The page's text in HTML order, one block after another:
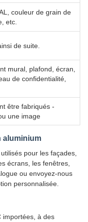
couleur de grain de
etc.
de suite.
mural, plafond, écran,
de confidentialité,
être fabriqués -
une image
aluminium
pour les façades,
écrans, les fenêtres,
ou envoyez-nous
personnalisée.
importées, à des